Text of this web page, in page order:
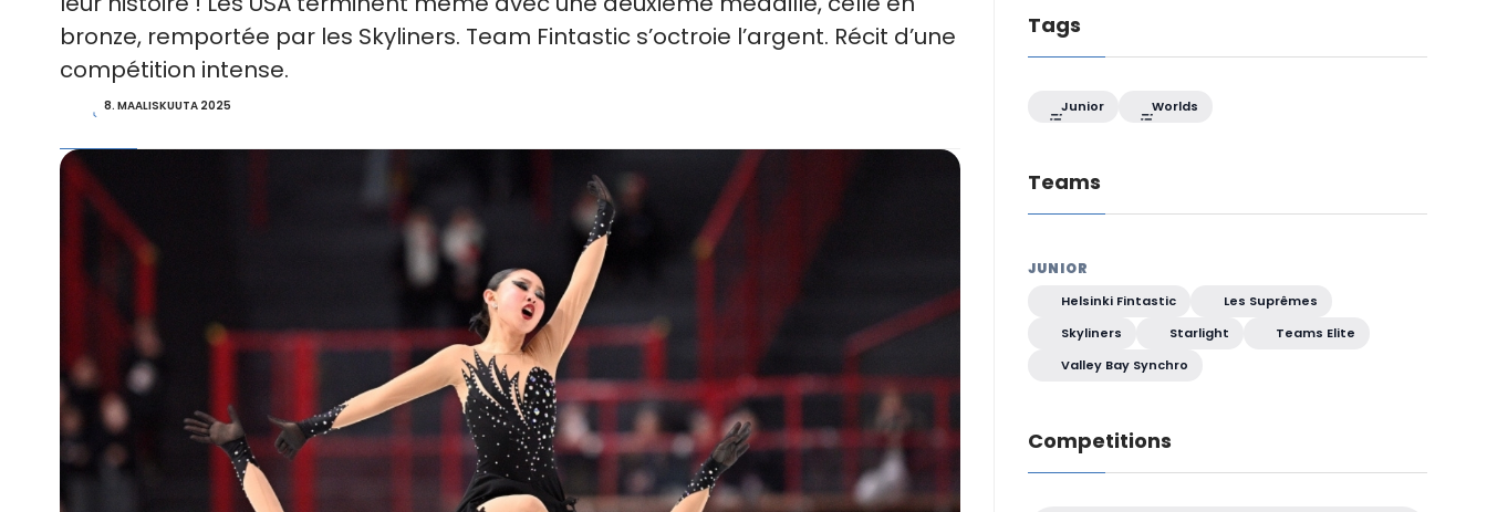
bronze, remportée par les Skyliners. Team Fintastic s’octroie l’argent. Récit d’une
compétition intense.
8. MAALISKUUTA 2025
Tags
Junior Worlds
Teams
JUNIOR
Helsinki Fintastic
Les Suprêmes
Skyliners
Starlight
Teams Elite
Valley Bay Synchro
Competitions